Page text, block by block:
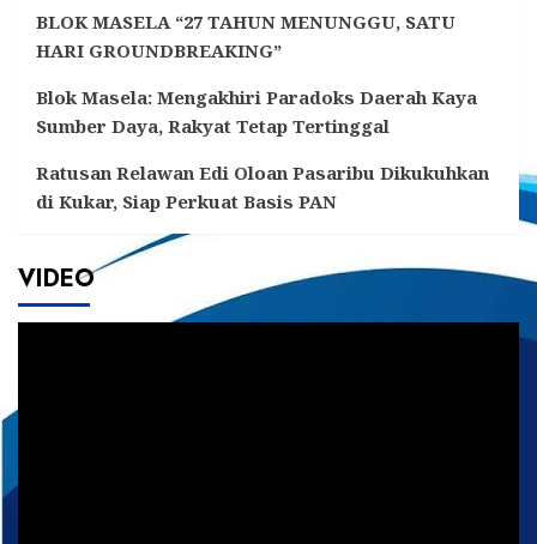
BLOK MASELA “27 TAHUN MENUNGGU, SATU
HARI GROUNDBREAKING”
Blok Masela: Mengakhiri Paradoks Daerah Kaya
Sumber Daya, Rakyat Tetap Tertinggal
Ratusan Relawan Edi Oloan Pasaribu Dikukuhkan
di Kukar, Siap Perkuat Basis PAN
VIDEO